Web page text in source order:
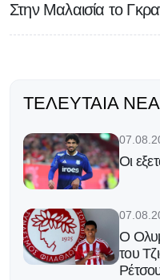
Στην Μαλαισία το
ΤΕΛΕΥΤΑΊΑ ΝΈΑ
Οι
Ο
του